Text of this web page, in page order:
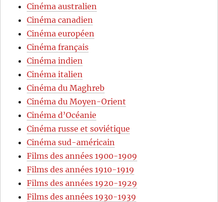
Cinéma australien
Cinéma canadien
Cinéma européen
Cinéma français
Cinéma indien
Cinéma italien
Cinéma du Maghreb
Cinéma du Moyen-Orient
Cinéma d’Océanie
Cinéma russe et soviétique
Cinéma sud-américain
Films des années 1900-1909
Films des années 1910-1919
Films des années 1920-1929
Films des années 1930-1939